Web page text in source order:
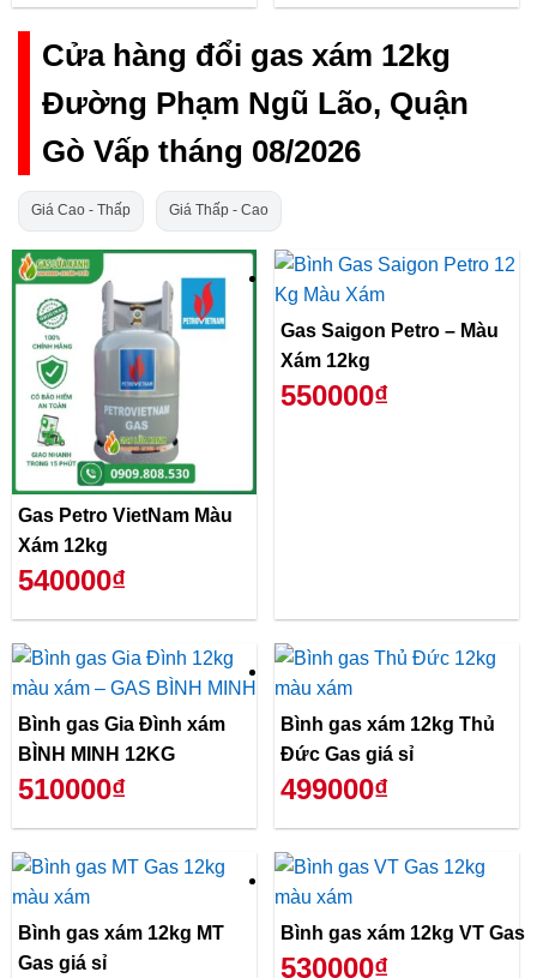
Cửa hàng đổi gas xám 12kg
Đường Phạm Ngũ Lão, Quận
Gò Vấp tháng 08/2026
Giá Cao - Thấp Giá Thấp - Cao
Gas Petro VietNam Màu
Xám 12kg
540000₫
Gas Saigon Petro – Màu
Xám 12kg
550000₫
Bình gas Gia Đình xám
BÌNH MINH 12KG
510000₫
Bình gas xám 12kg Thủ
Đức Gas giá sỉ
499000₫
Bình gas xám 12kg MT
Gas giá sỉ
Bình gas xám 12kg VT Gas
530000₫